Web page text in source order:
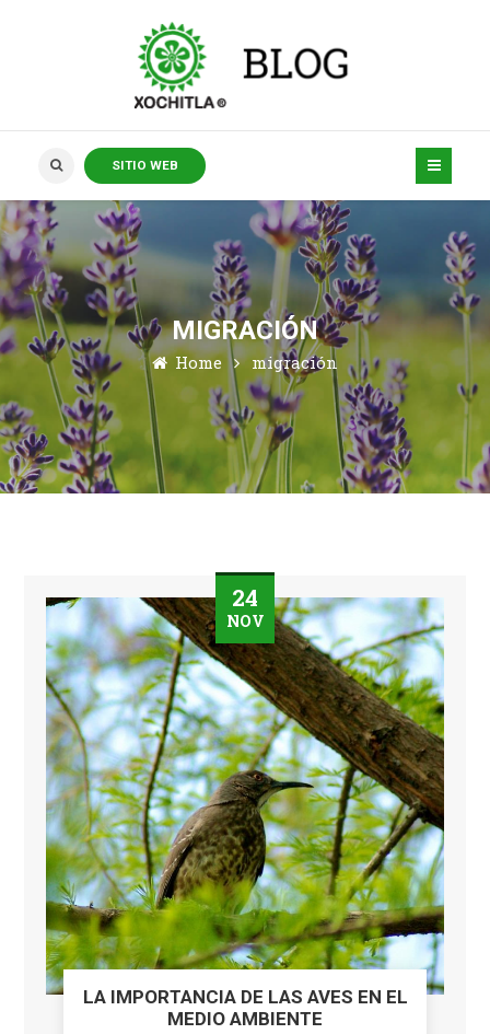
SITIO WEB
MIGRACIÓN
Home migración
24
NOV
LA IMPORTANCIA DE LAS AVES EN EL
MEDIO AMBIENTE